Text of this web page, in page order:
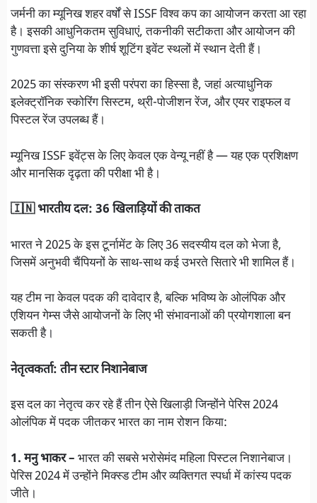
जर्मनी का म्यूनिख शहर वर्षों से ISSF विश्व कप का आयोजन करता आ रहा
है। इसकी आधुनिकतम सुविधाएं, तकनीकी सटीकता और आयोजन की
गुणवत्ता इसे दुनिया के शीर्ष शूटिंग इवेंट स्थलों में स्थान देती हैं।
2025 का संस्करण भी इसी परंपरा का हिस्सा है, जहां अत्याधुनिक
इलेक्ट्रॉनिक स्कोरिंग सिस्टम, थ्री-पोजीशन रेंज, और एयर राइफल व
पिस्टल रेंज उपलब्ध हैं।
म्यूनिख ISSF इवेंट्स के लिए केवल एक वेन्यू नहीं है — यह एक प्रशिक्षण
और मानसिक दृढ़ता की परीक्षा भी है।
🇮🇳 भारतीय दल: 36 खिलाड़ियों की ताकत
भारत ने 2025 के इस टूर्नामेंट के लिए 36 सदस्यीय दल को भेजा है,
जिसमें अनुभवी चैंपियनों के साथ-साथ कई उभरते सितारे भी शामिल हैं।
यह टीम ना केवल पदक की दावेदार है, बल्कि भविष्य के ओलंपिक और
एशियन गेम्स जैसे आयोजनों के लिए भी संभावनाओं की प्रयोगशाला बन
सकती है।
नेतृत्वकर्ता: तीन स्टार निशानेबाज
इस दल का नेतृत्व कर रहे हैं तीन ऐसे खिलाड़ी जिन्होंने पेरिस 2024
ओलंपिक में पदक जीतकर भारत का नाम रोशन किया:
1. मनु भाकर – भारत की सबसे भरोसेमंद महिला पिस्टल निशानेबाज।
पेरिस 2024 में उन्होंने मिक्स्ड टीम और व्यक्तिगत स्पर्धा में कांस्य पदक
जीते।